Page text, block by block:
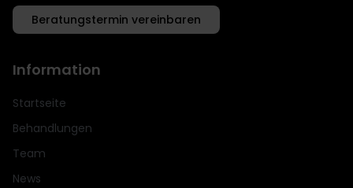
Beratungstermin vereinbaren
Information
Startseite
Behandlungen
Team
News